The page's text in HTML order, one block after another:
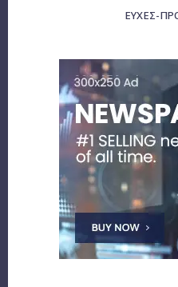
ΕΥΧΈΣ-